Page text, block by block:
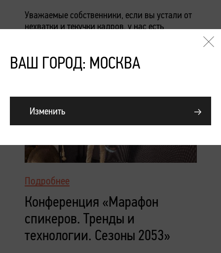
Уважаемые собственники, если вы устали от
нехватки и текучки кадров, у нас есть
Подробнее
Конференция «Марафон
спикеров. Тренды и
технологии. Сезоны 2053»
ВАШ ГОРОД: МОСКВА
Изменить